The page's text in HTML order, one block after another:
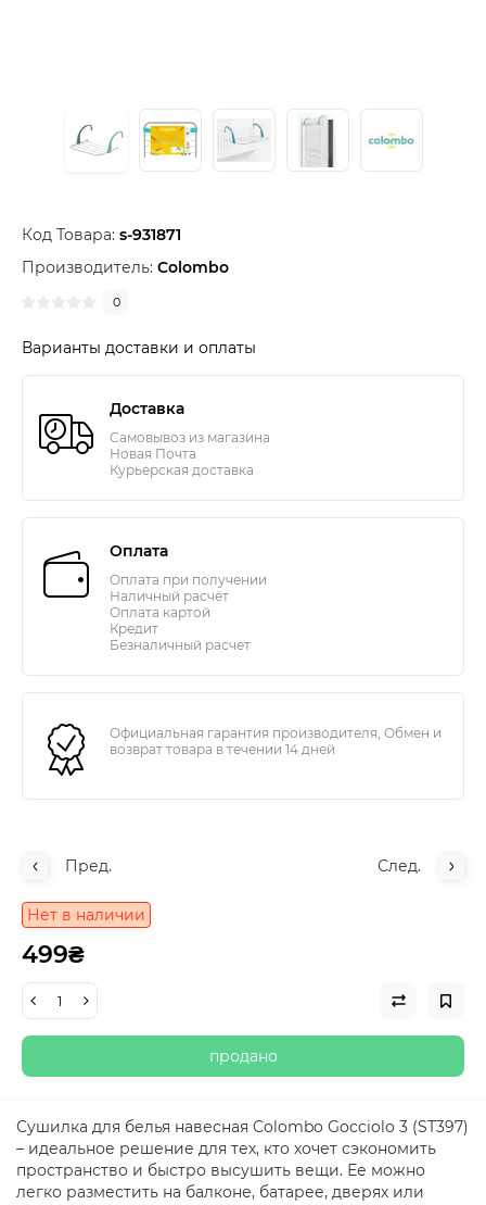
Код Товара: s-931871
Производитель: Colombo
0
Варианты доставки и оплаты
Доставка
Самовывоз из магазина
Новая Почта
Курьерская доставка
Оплата
Оплата при получении
Наличный расчёт
Оплата картой
Кредит
Безналичный расчет
Официальная гарантия производителя, Обмен и
возврат товара в течении 14 дней
Пред. След.
Нет в наличии
499₴
продано
Сушилка для белья навесная Colombo Gocciolo 3 (ST397)
– идеальное решение для тех, кто хочет сэкономить
пространство и быстро высушить вещи. Ее можно
легко разместить на балконе, батарее, дверях или